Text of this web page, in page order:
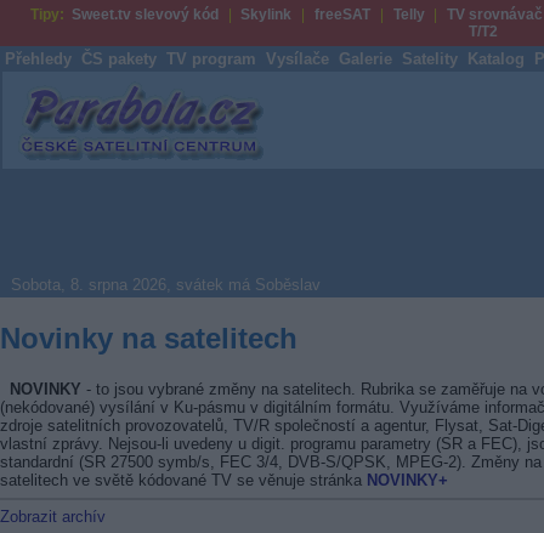
Tipy: Sweet.tv slevový kód Skylink freeSAT Telly
TV srovnávač
T/T2
Přehledy ČS pakety TV program Vysílače Galerie Satelity Katalog
Parabola.cz
Sobota, 8. srpna 2026, svátek má Soběslav
Novinky na satelitech
NOVINKY - to jsou vybrané změny na satelitech. Rubrika se zaměřuje na
(nekódované) vysílání v Ku-pásmu v digitálním formátu. Využíváme
zdroje satelitních provozovatelů, TV/R společností a agentur, Flysat, Sat-
vlastní zprávy. Nejsou-li uvedeny u digit. programu parametry (SR a FEC),
standardní (SR 27500 symb/s, FEC 3/4, DVB-S/QPSK, MPEG-2). Změny na
satelitech ve světě kódované TV se věnuje stránka NOVINKY+
Zobrazit archív